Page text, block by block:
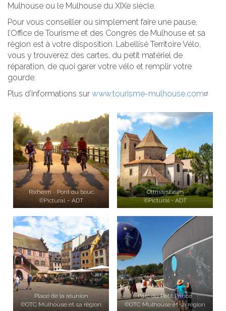
Mulhouse ou le Mulhouse du XIXe siècle.
Pour vous conseiller ou simplement faire une pause,
l’Office de Tourisme et des Congrès de Mulhouse et sa
région est à votre disposition. Labellisé Territoire Vélo,
vous y trouverez des cartes, du petit matériel de
réparation, de quoi garer votre vélo et remplir votre
gourde.
Plus d’informations sur www.tourisme-mulhouse.com
Rixheim - Pont du bouc
©Pictural – ADT
Ottmarsheim
©Pictural - ADT
Place de la réunion
©OTC Mulhouse et sa région
Parc du Petit Prince
©OTC Mulhouse et sa région